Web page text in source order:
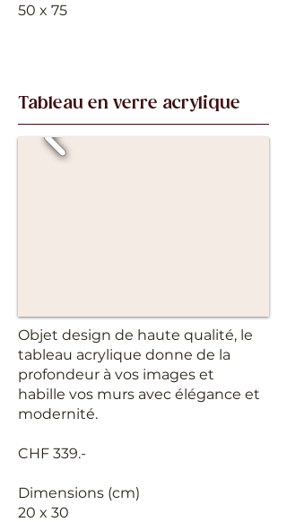
50 x 75
Tableau en verre acrylique
Objet design de haute qualité, le
tableau acrylique donne de la
profondeur à vos images et
habille vos murs avec élégance et
modernité.
CHF 339.- ​
Dimensions (cm)
20 x 30